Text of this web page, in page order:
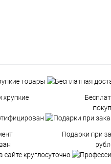
хрупкие
Подарки при